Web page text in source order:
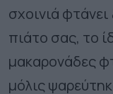
σχοινιά
πιάτο σας, το
μακαρονάδες
μόλις